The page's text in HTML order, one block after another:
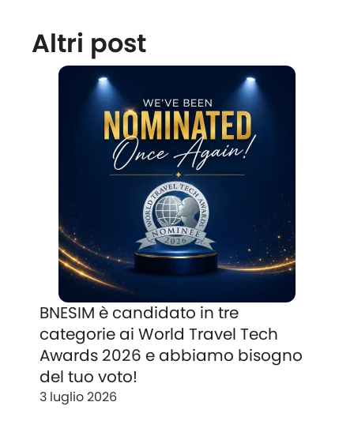
Altri post
BNESIM è candidato in tre
categorie ai World Travel Tech
Awards 2026 e abbiamo bisogno
del tuo voto!
3 luglio 2026